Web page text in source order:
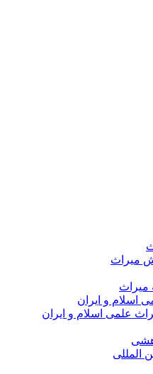
میراث
میراث
اسلام و ایران
علمی اسلام و ایران
المللی